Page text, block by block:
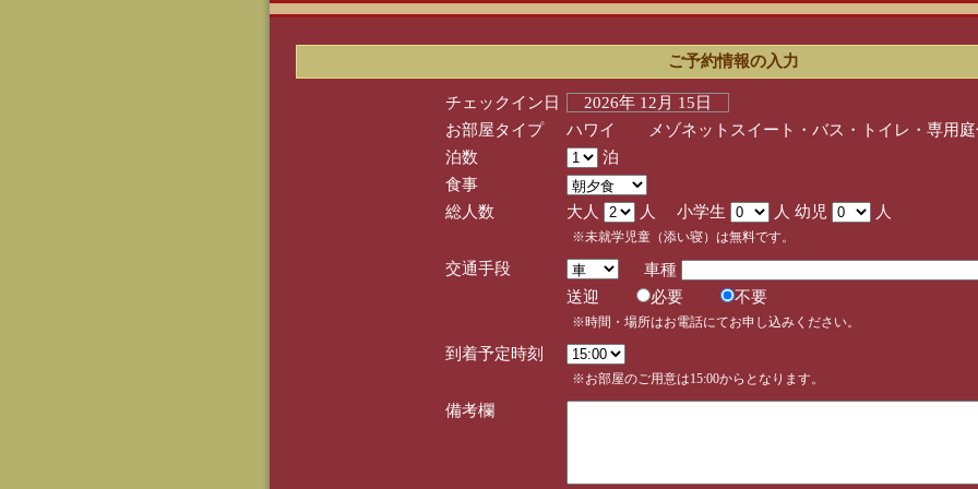
ご予約情報の入力
チェックイン日
2026年 12月 15日
お部屋タイプ
ハワイ メゾネットスイート・バス・トイレ・専用庭
泊数
泊
食事
総人数
大人 人 小学生 人 幼児 人
※未就学児童（添い寝）は無料です。
交通手段
車種
送迎
必要 不要
※時間・場所はお電話にてお申し込みください。
到着予定時刻
※お部屋のご用意は15:00からとなります。
備考欄